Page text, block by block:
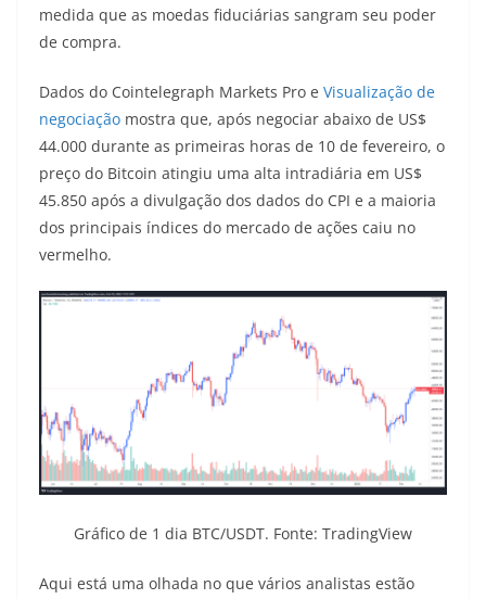
medida que as moedas fiduciárias sangram seu poder
de compra.
Dados do Cointelegraph Markets Pro e Visualização de
negociação mostra que, após negociar abaixo de US$
44.000 durante as primeiras horas de 10 de fevereiro, o
preço do Bitcoin atingiu uma alta intradiária em US$
45.850 após a divulgação dos dados do CPI e a maioria
dos principais índices do mercado de ações caiu no
vermelho.
Gráfico de 1 dia BTC/USDT. Fonte: TradingView
Aqui está uma olhada no que vários analistas estão